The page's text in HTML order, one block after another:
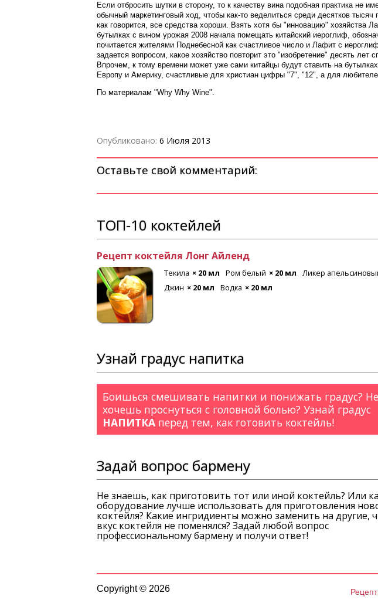
Если отбросить шутки в сторону, то к качеству вина подобная практика не
обычный маркетинговый ход, чтобы как-то веделиться среди десятков
как говорится, все средства хороши. Взять хотя бы "инновацию" хозяйства
бутылках с вином урожая 2008 начала помещать китайский иероглиф,
почитается жителями Поднебесной как счастливое число и Лафит с
задается вопросом, какое хозяйство повторит это "изобретение" десять лет
Впрочем, к тому времени может уже сами китайцы будут ставить на
Европу и Америку, счастливые для христиан цифры "7", "12", а для
По материалам "Why Why Wine".
Опубликовано: 6 Июля 2013
Оставьте свой комментарий:
ТОП-10 коктейлей
Рецепт коктейля Лонг Айленд
Текила × 20 мл Ром белый × 20 мл Ликер
Джин × 20 мл Водка × 20 мл
Узнай градус напитка
Боишься смешивать напитки и понижать градус? Не
хочешь проснуться с головной болью? Узнай градус
НАПИТКА перед тем, как готовить коктейль!
Задай вопрос бармену
Не знаешь, как приготовить тот или иной коктейль? Или
оборудование лучше использовать для приготовления
коктейля? Какие ингридиенты можно заменить на другие,
вкус коктейля не поменялся? Задай любой вопрос
профессиональному бармену и получи ответ!
Copyright © 2026